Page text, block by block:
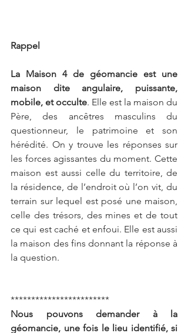
Rappel
La Maison 4 de géomancie est une
maison dite angulaire, puissante,
mobile, et occulte. Elle est la maison du
Père, des ancêtres masculins du
questionneur, le patrimoine et son
hérédité. On y trouve les réponses sur
les forces agissantes du moment. Cette
maison est aussi celle du territoire, de
la résidence, de l’endroit où l’on vit, du
terrain sur lequel est posé une maison,
celle des trésors, des mines et de tout
ce qui est caché et enfoui. Elle est aussi
la maison des fins donnant la réponse à
la question.
************************
Nous pouvons demander à la
géomancie, une fois le lieu identifié, si